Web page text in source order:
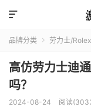

品牌分类  劳力士/Rolex
高仿劳力士迪
吗？
2024-08-24 阅读